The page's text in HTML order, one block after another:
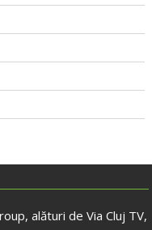
alături de Via Cluj TV,